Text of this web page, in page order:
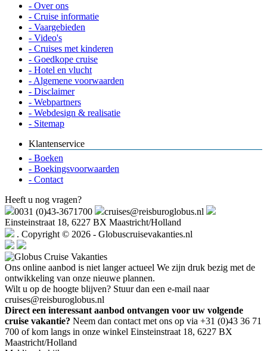
- Over ons
- Cruise informatie
- Vaargebieden
- Video's
- Cruises met kinderen
- Goedkope cruise
- Hotel en vlucht
- Algemene voorwaarden
- Disclaimer
- Webpartners
- Webdesign & realisatie
- Sitemap
Klantenservice
- Boeken
- Boekingsvoorwaarden
- Contact
Heeft u nog vragen?
0031 (0)43-3671700
cruises@reisburoglobus.nl
Einsteinstraat 18, 6227 BX Maastricht/Holland
. Copyright © 2026 - Globuscruisevakanties.nl
Ons online aanbod is niet langer actueel We zijn druk bezig met de
ontwikkeling van onze nieuwe plannen.
Wilt u op de hoogte blijven? Stuur dan een e-mail naar
cruises@reisburoglobus.nl
Direct een interessant aanbod ontvangen voor uw volgende
cruise vakantie? Neem dan contact met ons op via +31 (0)43 36 71
700 of kom langs in onze winkel Einsteinstraat 18, 6227 BX
Maastricht/Holland